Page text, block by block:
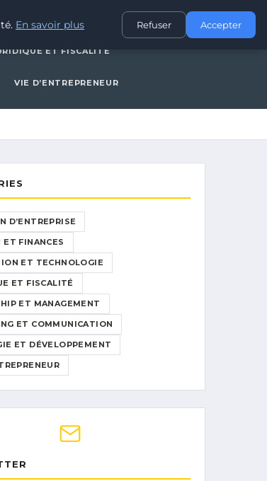
JURIDIQUE ET FISCALITÉ
ET FISCALITÉ
VIE D’ENTREPRENEUR
D’ENTREPRISE
ET FINANCES
ET TECHNOLOGIE
ET FISCALITÉ
ET MANAGEMENT
ET COMMUNICATION
ET DÉVELOPPEMENT
En savoir plus Refuser Accepter